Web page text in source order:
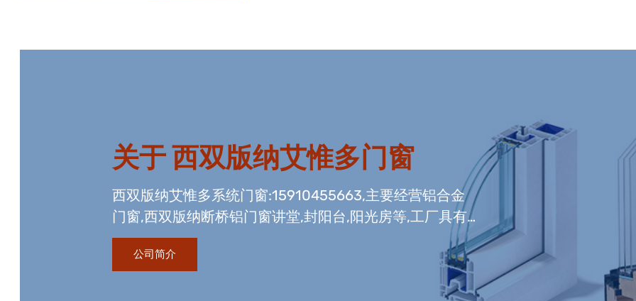
关于西双版纳艾惟多门窗
西双版纳艾惟多系统门窗:15910455663,主要经营铝合金
门窗,西双版纳断桥铝门窗讲堂,封阳台,阳光房等,工厂具有
门窗工程资质,玻璃幕墙工程资质,国内门窗组装生产线,及
中空玻璃生产线。
公司简介